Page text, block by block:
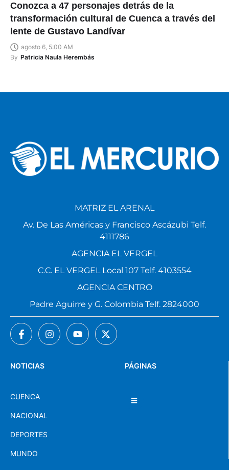
Conozca a 47 personajes detrás de la
transformación cultural de Cuenca a través del
lente de Gustavo Landívar
agosto 6, 5:00 AM
By Patricia Naula Herembás
PÁGINAS
NOTICIAS
CUENCA
NACIONAL
DEPORTES
MUNDO
MATRIZ EL ARENAL
Av. De Las Américas y Francisco Ascázubi Telf.
4111786
AGENCIA EL VERGEL
C.C. EL VERGEL Local 107 Telf. 4103554
AGENCIA CENTRO
Padre Aguirre y G. Colombia Telf. 2824000